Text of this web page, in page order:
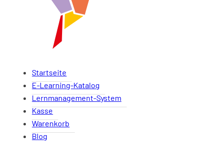
Startseite
E-Learning-Katalog
Lernmanagement-System
Kasse
Warenkorb
Blog